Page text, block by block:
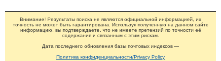
Внимание! Результаты поиска не являются официальной информацией, их
точность не может быть гарантирована. Используя полученную на данном сайте
информацию, вы подтверждаете, что не имеете претензий по точности её
содержания и связанным с этим рискам.
Дата последнего обновления базы почтовых индексов —
Политика конфиденциальности/Privacy Policy